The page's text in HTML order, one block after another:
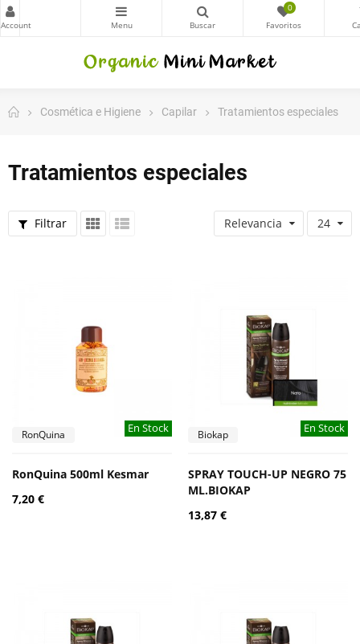
0
Cosmética e Higiene Capilar Tratamientos especiales
Tratamientos especiales
Filtrar Relevancia 24
En Stock
RonQuina
RonQuina 500ml Kesmar
7,20 €
En Stock
Biokap
SPRAY TOUCH-UP NEGRO 75
ML.BIOKAP
13,87 €